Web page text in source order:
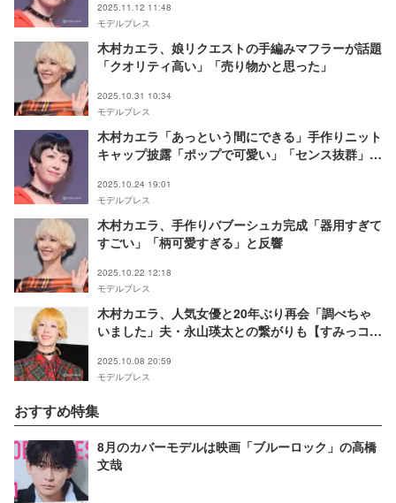
2025.11.12 11:48
モデルプレス
木村カエラ、娘リクエストの手編みマフラーが話題
「クオリティ高い」「売り物かと思った」
2025.10.31 10:34
モデルプレス
木村カエラ「あっという間にできる」手作りニット
キャップ披露「ポップで可愛い」「センス抜群」と
2025.10.24 19:01
モデルプレス
木村カエラ、手作りバブーシュカ完成「器用すぎて
すごい」「柄可愛すぎる」と反響
2025.10.22 12:18
モデルプレス
木村カエラ、人気女優と20年ぶり再会「調べちゃ
いました」夫・永山瑛太との繋がりも【すみっコぐ
2025.10.08 20:59
モデルプレス
おすすめ特集
8月のカバーモデルは映画「ブルーロック」の高橋
文哉